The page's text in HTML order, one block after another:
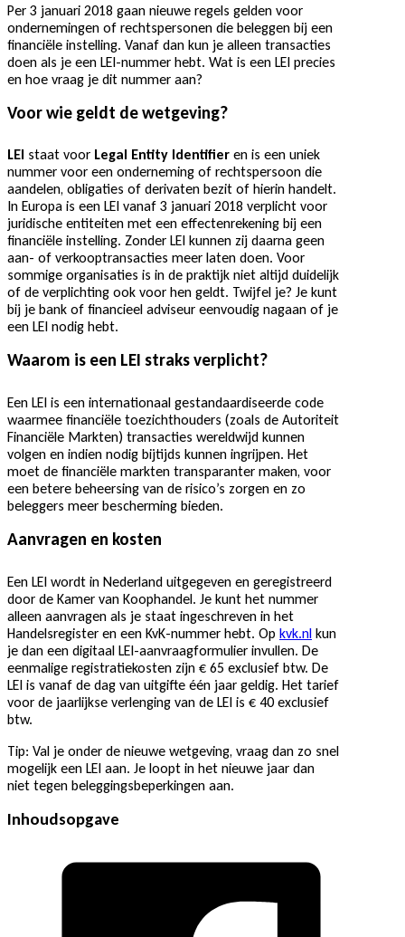
Per 3 januari 2018 gaan nieuwe regels gelden voor
ondernemingen of rechtspersonen die beleggen bij een
financiële instelling. Vanaf dan kun je alleen transacties
doen als je een LEI-nummer hebt. Wat is een LEI precies
en hoe vraag je dit nummer aan?
Voor wie geldt de wetgeving?
LEI staat voor Legal Entity Identifier en is een uniek
nummer voor een onderneming of rechtspersoon die
aandelen, obligaties of derivaten bezit of hierin handelt.
In Europa is een LEI vanaf 3 januari 2018 verplicht voor
juridische entiteiten met een effectenrekening bij een
financiële instelling. Zonder LEI kunnen zij daarna geen
aan- of verkooptransacties meer laten doen. Voor
sommige organisaties is in de praktijk niet altijd duidelijk
of de verplichting ook voor hen geldt. Twijfel je? Je kunt
bij je bank of financieel adviseur eenvoudig nagaan of je
een LEI nodig hebt.
Waarom is een LEI straks verplicht?
Een LEI is een internationaal gestandaardiseerde code
waarmee financiële toezichthouders (zoals de Autoriteit
Financiële Markten) transacties wereldwijd kunnen
volgen en indien nodig bijtijds kunnen ingrijpen. Het
moet de financiële markten transparanter maken, voor
een betere beheersing van de risico’s zorgen en zo
beleggers meer bescherming bieden.
Aanvragen en kosten
Een LEI wordt in Nederland uitgegeven en geregistreerd
door de Kamer van Koophandel. Je kunt het nummer
alleen aanvragen als je staat ingeschreven in het
Handelsregister en een KvK-nummer hebt. Op kvk.nl kun
je dan een digitaal LEI-aanvraagformulier invullen. De
eenmalige registratiekosten zijn € 65 exclusief btw. De
LEI is vanaf de dag van uitgifte één jaar geldig. Het tarief
voor de jaarlijkse verlenging van de LEI is € 40 exclusief
btw.
Tip: Val je onder de nieuwe wetgeving, vraag dan zo snel
mogelijk een LEI aan. Je loopt in het nieuwe jaar dan
niet tegen beleggingsbeperkingen aan.
Inhoudsopgave